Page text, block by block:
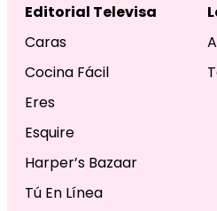
Editorial Televisa
Caras
Cocina Fácil
Eres
Esquire
Harper’s Bazaar
Tú En Línea